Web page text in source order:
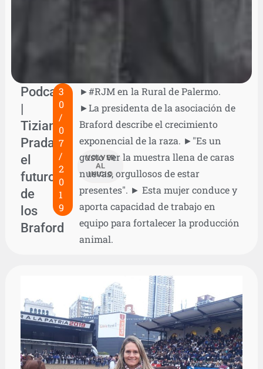
Podcast
|
Tiziana
Prada:
el
futuro
de
los
Braford
3
0
/
0
7
/
2
0
1
9
VOLVER
AL
INICIO
►#RJM en la Rural de Palermo.
►La presidenta de la asociación de
Braford describe el crecimiento
exponencial de la raza. ►"Es un
gusto ver la muestra llena de caras
nuevas, orgullosos de estar
presentes". ► Esta mujer conduce y
aporta capacidad de trabajo en
equipo para fortalecer la producción
animal.